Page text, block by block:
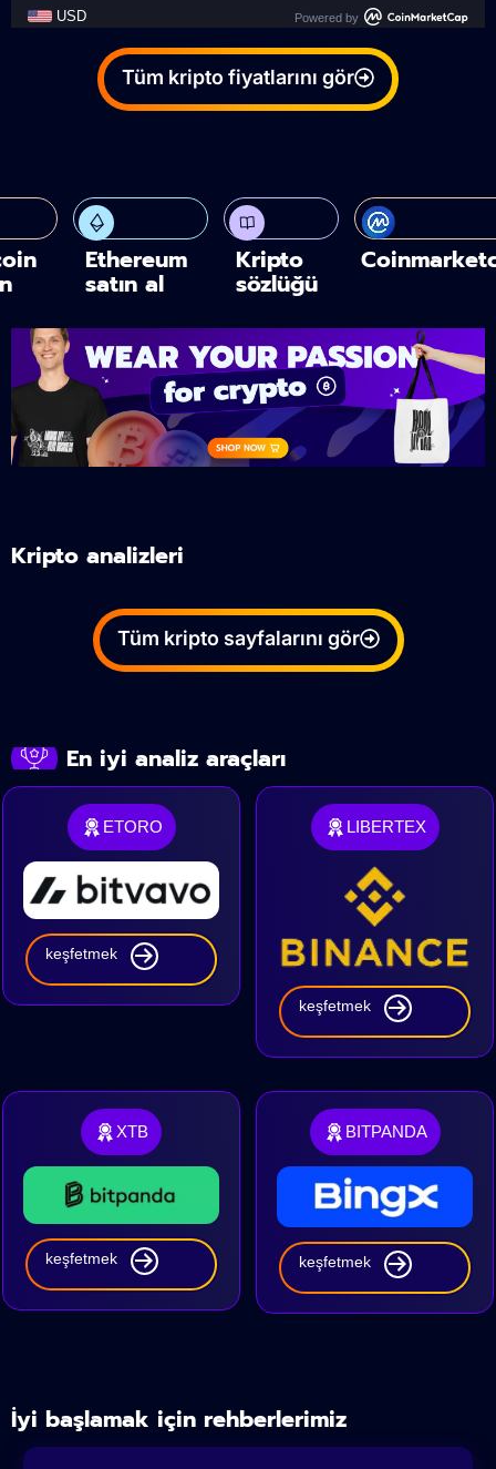
Powered by
Tüm kripto fiyatlarını gör
Ethereum
satın al
Kripto
sözlüğü
Kripto analizleri
Tüm kripto sayfalarını gör
En iyi analiz araçları
ETORO
keşfetmek
LIBERTEX
keşfetmek
XTB
keşfetmek
BITPANDA
keşfetmek
İyi başlamak için rehberlerimiz